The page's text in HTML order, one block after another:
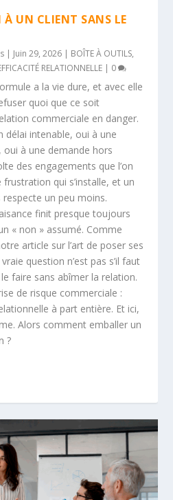
À UN CLIENT SANS LE
| Juin 29, 2026 | BOÎTE À OUTILS,
RELATIONNELLE | 0
a la vie dure, et avec elle
quoi que ce soit
commerciale en danger.
délai intenable, oui à une
oui à une demande hors
des engagements que l’on
qui s’installe, et un
un peu moins.
finit presque toujours
« non » assumé. Comme
article sur l’art de poser ses
question n’est pas s’il faut
faire sans abîmer la relation.
de risque commerciale :
à part entière. Et ici,
Alors comment emballer un
?